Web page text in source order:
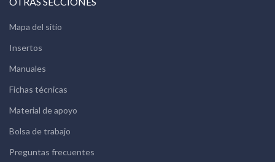
Mapa del sitio
Insertos
Manuales
Fichas técnicas
Material de apoyo
Bolsa de trabajo
Preguntas frecuentes